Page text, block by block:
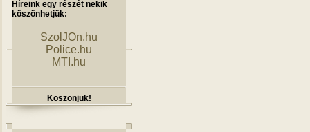
Híreink egy részét nekik
köszönhetjük:
SzolJOn.hu
Police.hu
MTI.hu
Köszönjük!